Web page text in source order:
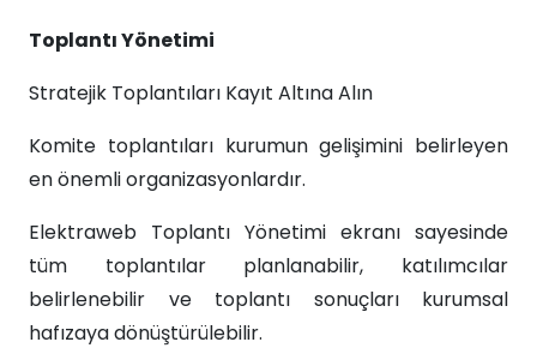
Toplantı Yönetimi
Stratejik Toplantıları Kayıt Altına Alın
Komite toplantıları kurumun gelişimini belirleyen
en önemli organizasyonlardır.
Elektraweb Toplantı Yönetimi ekranı sayesinde
tüm toplantılar planlanabilir, katılımcılar
belirlenebilir ve toplantı sonuçları kurumsal
hafızaya dönüştürülebilir.